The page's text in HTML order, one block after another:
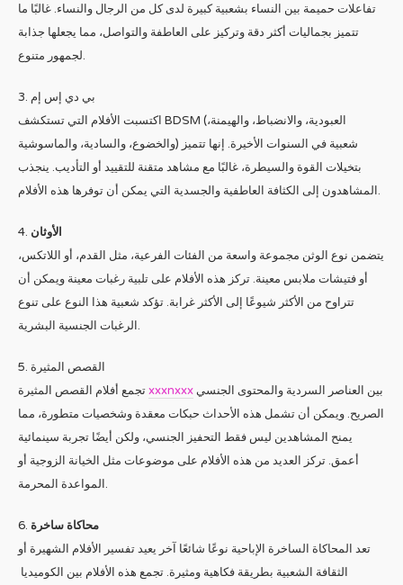
تفاعلات حميمة بين النساء بشعبية كبيرة لدى كل من الرجال والنساء. غالبًا ما
تتميز بجماليات أكثر دقة وتركيز على العاطفة والتواصل، مما يجعلها جذابة
لجمهور متنوع.
3. بي دي إس إم
اكتسبت الأفلام التي تستكشف BDSM (العبودية، والانضباط، والهيمنة،
والخضوع، والسادية، والماسوشية) شعبية في السنوات الأخيرة. إنها تتميز
بتخيلات القوة والسيطرة، غالبًا مع مشاهد متقنة للتقييد أو التأديب. ينجذب
المشاهدون إلى الكثافة العاطفية والجسدية التي يمكن أن توفرها هذه الأفلام.
4. الأوثان
يتضمن نوع الوثن مجموعة واسعة من الفئات الفرعية، مثل القدم، أو اللاتكس،
أو فتيشات ملابس معينة. تركز هذه الأفلام على تلبية رغبات معينة ويمكن أن
تتراوح من الأكثر شيوعًا إلى الأكثر غرابة. تؤكد شعبية هذا النوع على تنوع
الرغبات الجنسية البشرية.
5. القصص المثيرة
xxxnxxx
الصريح. ويمكن أن تشمل هذه الأحداث حبكات معقدة وشخصيات متطورة، مما
يمنح المشاهدين ليس فقط التحفيز الجنسي، ولكن أيضًا تجربة سينمائية
أعمق. تركز العديد من هذه الأفلام على موضوعات مثل الخيانة الزوجية أو
المواعدة المحرمة.
6. محاكاة ساخرة
تعد المحاكاة الساخرة الإباحية نوعًا شائعًا آخر يعيد تفسير الأفلام الشهيرة أو
الثقافة الشعبية بطريقة فكاهية ومثيرة. تجمع هذه الأفلام بين الكوميديا ​​